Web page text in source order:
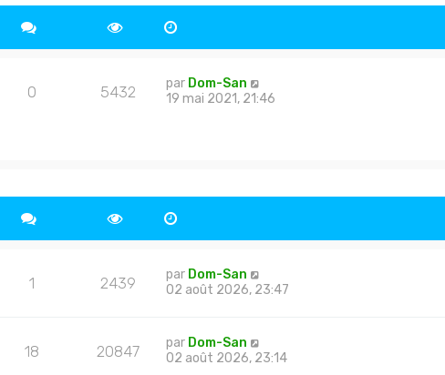
0 5432 par Dom-San
19 mai 2021, 21:46
1 2439 par Dom-San
02 août 2026, 23:47
18 20847 par Dom-San
02 août 2026, 23:14